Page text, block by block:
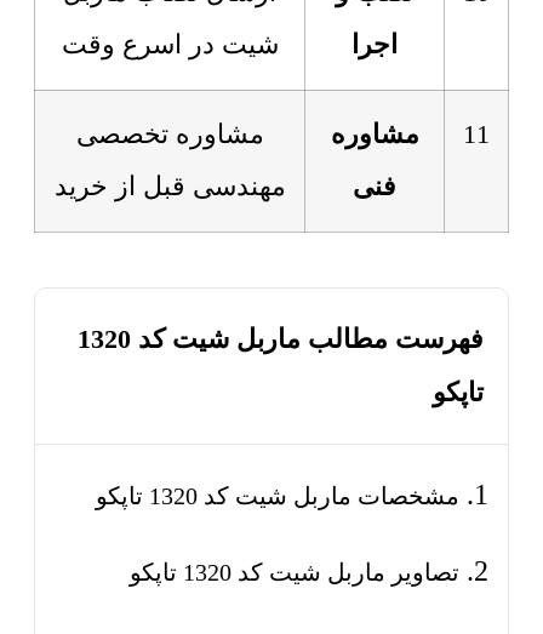
اجرا
شیت در اسرع وقت
11
مشاوره
فنی
مشاوره تخصصی
مهندسی قبل از خرید
فهرست مطالب ماربل شیت کد 1320
تاپکو
مشخصات ماربل شیت کد 1320 تاپکو
تصاویر ماربل شیت کد 1320 تاپکو